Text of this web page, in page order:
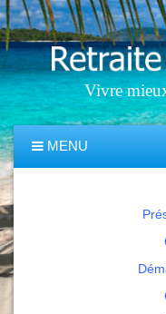
Vivre
MENU